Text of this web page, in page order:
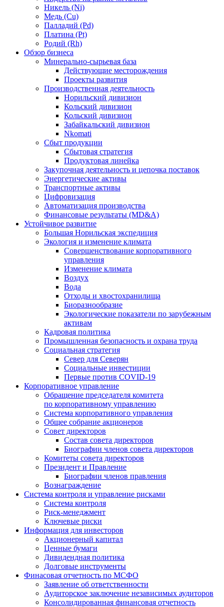
Никель (Ni)
Медь (Cu)
Палладий (Pd)
Платина (Pt)
Родий (Rh)
Обзор бизнеса
Минерально-сырьевая база
Действующие месторождения
Проекты развития
Производственная деятельность
Норильский дивизион
Кольский дивизион
Кольский дивизион
Забайкальский дивизион
Nkomati
Сбыт продукции
Сбытовая стратегия
Продуктовая линейка
Закупочная деятельность и цепочка поставок
Энергетические активы
Транспортные активы
Цифровизация
Автоматизация производства
Финансовые результаты (MD&A)
Устойчивое развитие
Большая Норильская экспедиция
Экология и изменение климата
Совершенствование корпоративного
управления
Изменение климата
Воздух
Вода
Отходы и хвостохранилища
Биоразнообразие
Экологические показатели по зарубежным
активам
Кадровая политика
Промышленная безопасность и охрана труда
Социальная стратегия
Север для Северян
Социальные инвестиции
Первые против COVID‑19
Корпоративное управление
Обращение председателя комитета
по корпоративному управлению
Система корпоративного управления
Общее собрание акционеров
Совет директоров
Состав совета директоров
Биографии членов совета директоров
Комитеты совета директоров
Президент и Правление
Биографии членов правления
Вознаграждение
Система контроля и управление рисками
Система контроля
Риск-менеджмент
Ключевые риски
Информация для инвесторов
Акционерный капитал
Ценные бумаги
Дивидендная политика
Долговые инструменты
Финасовая отчетность по МСФО
Заявление об ответственности
Аудиторское заключение независимых аудиторов
Консолидированная финансовая отчетность